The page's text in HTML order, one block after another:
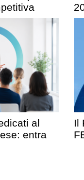
al
entra
Il